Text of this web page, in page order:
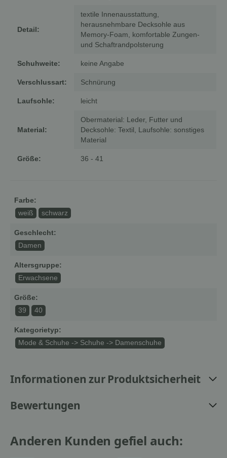
Detail:
textile Innenausstattung,
herausnehmbare Decksohle aus
Memory-Foam, komfortable Zungen-
und Schaftrandpolsterung
Schuhweite: keine Angabe
Verschlussart: Schnürung
Laufsohle: leicht
Material:
Obermaterial: Leder, Futter und
Decksohle: Textil, Laufsohle: sonstiges
Material
Größe: 36 - 41
Farbe:
weiß schwarz
Geschlecht:
Damen
Altersgruppe:
Erwachsene
Größe:
39 40
Kategorietyp:
Mode & Schuhe -> Schuhe -> Damenschuhe
Informationen zur Produktsicherheit
Bewertungen
Anderen Kunden gefiel auch: